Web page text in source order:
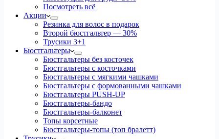
Посмотреть всё
Акции
Резинка для волос в подарок
Второй бюстгальтер — 30%
Трусики 3+1
Бюстгальтеры
Бюстгальтеры без косточек
Бюстгальтеры с косточками
Бюстгальтеры с мягкими чашками
Бюстгальтеры с формованными чашками
Бюстгальтеры PUSH-UP
Бюстгальтеры-бандо
Бюстгальтеры-балконет
Топы корсетные
Бюстгальтеры-топы (топ бралетт)